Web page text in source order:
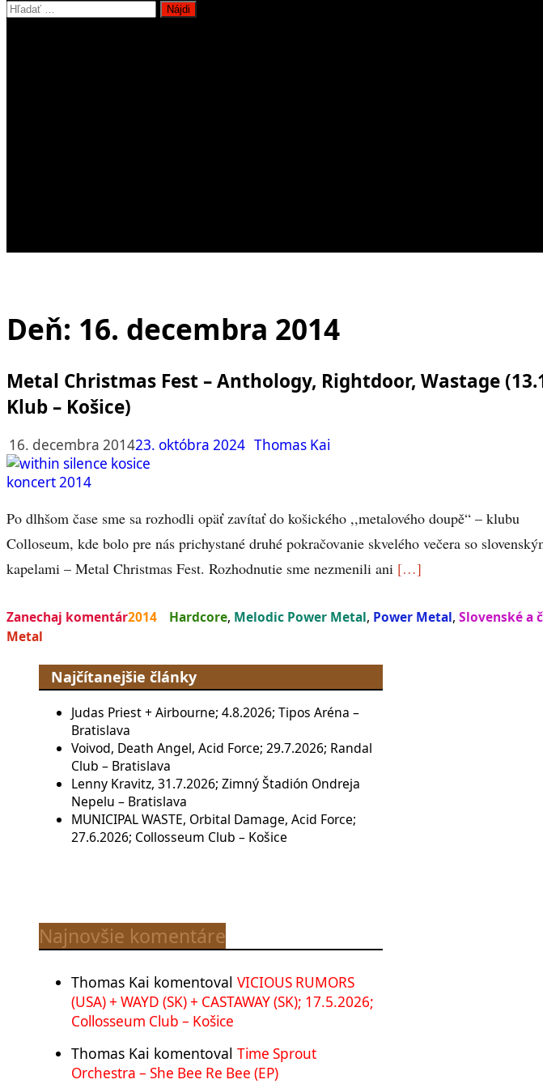
Hľadať:
Deň: 16. decembra 2014
Metal Christmas Fest – Anthology, Rightdoor, Wastage
Klub – Košice)
16. decembra 201423. októbra 2024 Thomas Kai
Po dlhšom čase sme sa rozhodli opäť zavítať do košického ,,metalového doupě“ – klubu
Colloseum, kde bolo pre nás prichystané druhé pokračovanie skvelého večera so
kapelami – Metal Christmas Fest. Rozhodnutie sme nezmenili ani […]
Zanechaj komentár2014 Hardcore, Melodic Power Metal, Power Metal, Slovenské a
Metal
Najčítanejšie články
Judas Priest + Airbourne; 4.8.2026; Tipos Aréna –
Bratislava
Voivod, Death Angel, Acid Force; 29.7.2026; Randal
Club – Bratislava
Lenny Kravitz, 31.7.2026; Zimný Štadión Ondreja
Nepelu – Bratislava
MUNICIPAL WASTE, Orbital Damage, Acid Force;
27.6.2026; Collosseum Club – Košice
Najnovšie komentáre
Thomas Kai komentoval VICIOUS RUMORS
(USA) + WAYD (SK) + CASTAWAY (SK); 17.5.2026;
Collosseum Club – Košice
Thomas Kai komentoval Time Sprout
Orchestra – She Bee Re Bee (EP)